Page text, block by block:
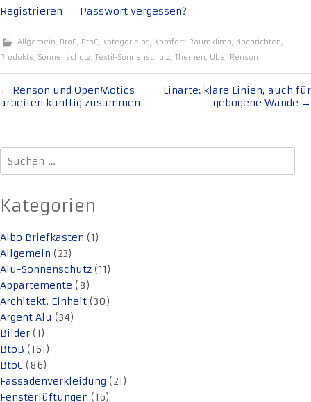
Registrieren Passwort vergessen?
Allgemein, BtoB, BtoC, Kategorielos, Komfort. Raumklima, Nachrichten,
Produkte, Sonnenschutz, Textil-Sonnenschutz, Themen, Uber Renson
Beitragsnavigation
← Renson und OpenMotics
arbeiten künftig zusammen
Linarte: klare Linien, auch für
gebogene Wände →
Suchen
nach:
Kategorien
Albo Briefkasten (1)
Allgemein (23)
Alu-Sonnenschutz (11)
Appartemente (8)
Architekt. Einheit (30)
Argent Alu (34)
Bilder (1)
BtoB (161)
BtoC (86)
Fassadenverkleidung (21)
Fensterlüftungen (16)